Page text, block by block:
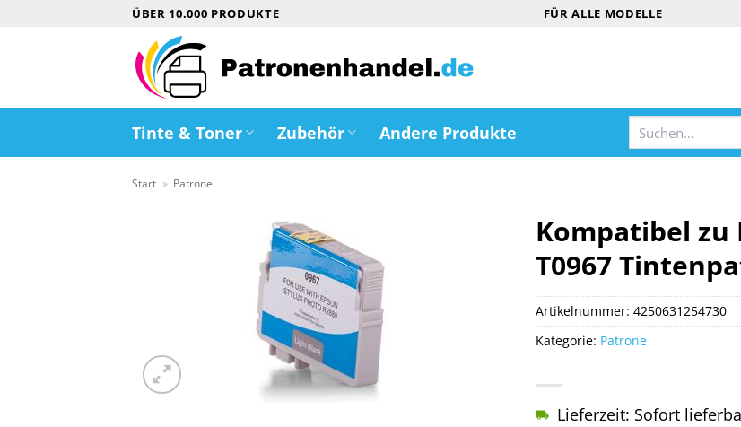
ÜBER 10.000 PRODUKTE FÜR ALLE MODELLE
Tinte & Toner Zubehör Andere Produkte
Suchen
nach:
Start » Patrone
Kompatibel zu
T0967
Lieferzeit: Sofort
Artikelnummer: 4250631254730
Kategorie: Patrone